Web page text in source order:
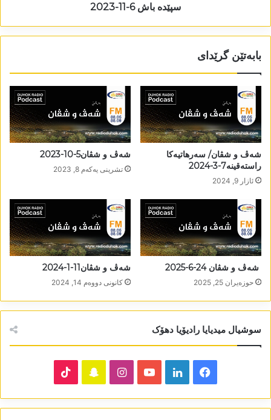
سپێدە باش 6-11-2023
بابەتێن گرێدای
شەڤ و شڤان/ سەرھاتیەکا
راستەقینە7-3-2024
ئازار 9, 2024
شەڤ و شڤان5-10-2023
تشرینی یه‌كه‌م 8, 2023
شەڤ و شڤان 24-6-2025
حوزه‌یران 25, 2025
شەڤ و شڤان11-1-2024
كانونی دووه‌م 14, 2024
سوشیال میدیایا رادیۆیا دھۆک
Facebook
LinkedIn
YouTube
Instagram
Snapchat